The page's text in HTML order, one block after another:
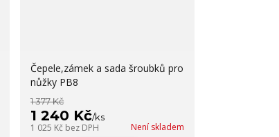
Čepele,zámek a sada šroubků pro
nůžky PB8
1 377 Kč
1 240 Kč/ks
1 025 Kč bez DPH Není skladem